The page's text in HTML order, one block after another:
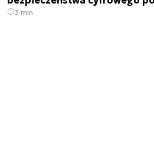
3 min.